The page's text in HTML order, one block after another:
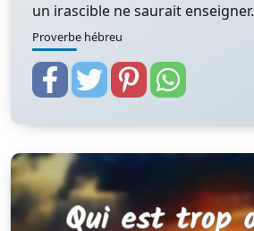
un irascible ne saurait enseigner.
Proverbe hébreu